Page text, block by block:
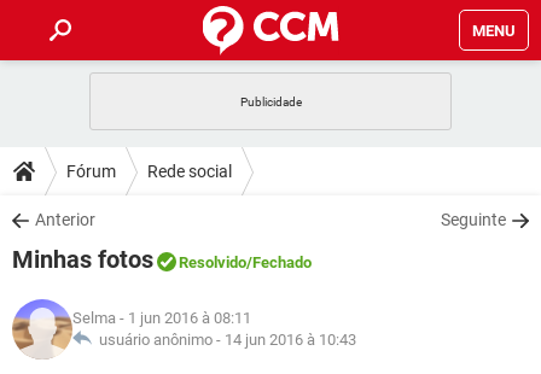
MENU
CELULAR
OUTLOOK
INSTAGRAM GMAIL
GUIA DE COMPRAS
DICAS
JOGOS
INSTAGRAM
GUIA DE COMPRAS
DOWNLOADS
JOGOS WHATSAPP
CELULAR
OUTLOOK EXCEL
JOGOS
CELULAR
GLOSSÁRIO
Fórum Rede social
Anterior Seguinte
Minhas fotos Resolvido/Fechado
Selma - 1 jun 2016 à 08:11
usuário anônimo - 14 jun 2016 à 10:43